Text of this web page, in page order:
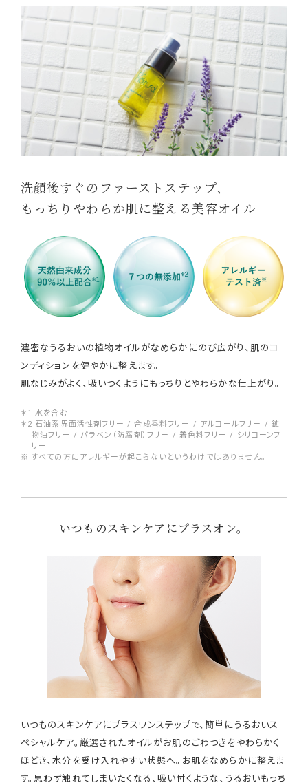
洗顔後すぐのファーストステップ、
もっちりやわらか肌に整える美容オイル
濃密なうるおいの植物オイルがなめらかにのび広がり、肌のコ
ンディションを健やかに整えます。
肌なじみがよく、吸いつくようにもっちりとやわらかな仕上がり。
＊1 水を含む
＊2 石油系界面活性剤フリー / 合成香料フリー / アルコールフリー / 鉱
物油フリー / パラべン（防腐剤）フリー / 着色料フリー / シリコーンフ
リー
※ すべての方にアレルギーが起こらないというわけではありません。
いつものスキンケアにプラスオン。
いつものスキンケアにプラスワンステップで、簡単にうるおいス
ペシャルケア。厳選されたオイルがお肌のごわつきをやわらかく
ほどき、水分を受け入れやすい状態へ。お肌をなめらかに整えま
す。思わず触れてしまいたくなる、吸い付くような、うるおいもっち